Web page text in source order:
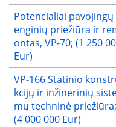
Potencialiai
enginių priežiūra ir
ontas, VP-70; (1 250
Eur)
VP-166 Statinio
kcijų ir inžinerinių
mų techninė priežiūra;
(4 000 000 Eur)